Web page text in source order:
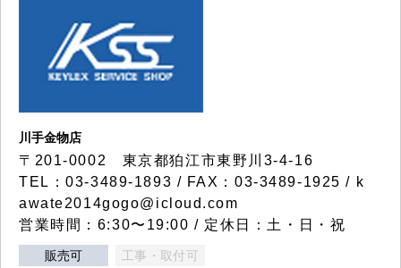
川手金物店
〒201-0002 東京都狛江市東野川3-4-16
TEL：03-3489-1893 / FAX：03-3489-1925 / k
awate2014gogo@icloud.com
営業時間：6:30〜19:00 / 定休日：土・日・祝
販売可 工事・取付可